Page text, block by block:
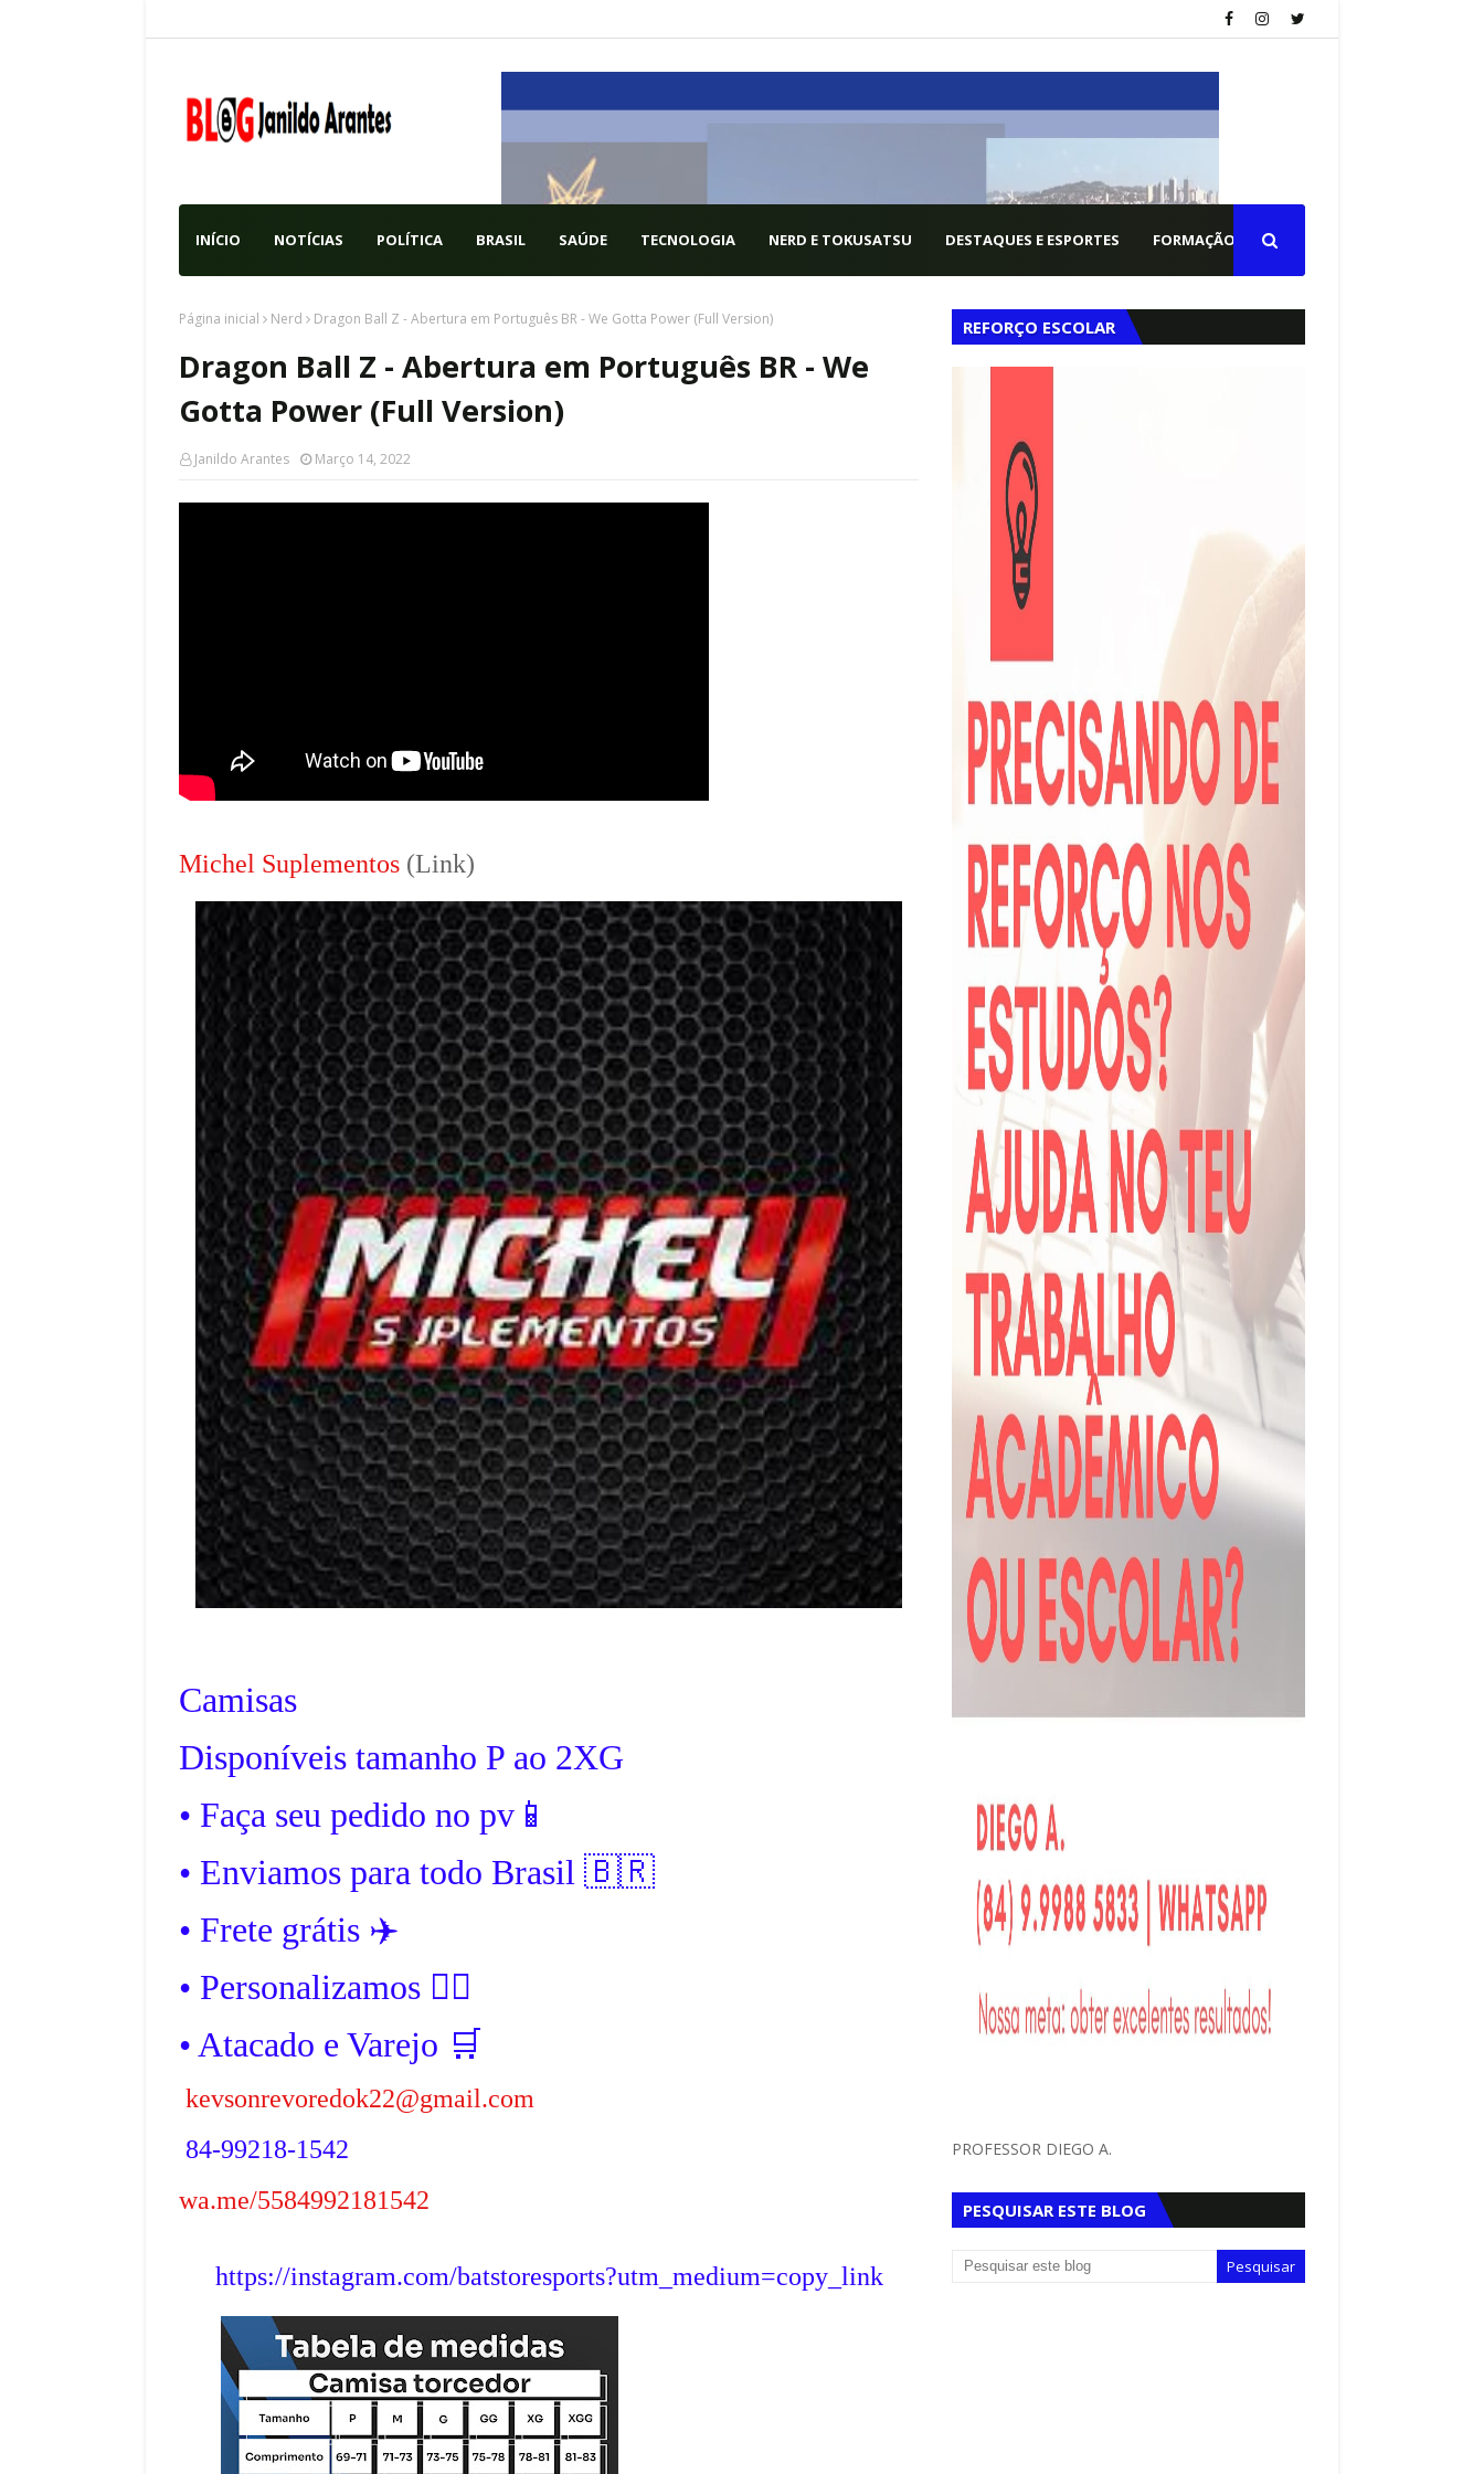
INÍCIO NOTÍCIAS POLÍTICA BRASIL SAÚDE TECNOLOGIA NERD E TOKUSATSU DESTAQUES E ESPORTES FORMAÇÃO PM
Página inicial Nerd Dragon Ball Z - Abertura em Português BR - We Gotta Power (Full Version)
Dragon Ball Z - Abertura em Português BR - We
Gotta Power (Full Version)
Janildo Arantes Março 14, 2022
Michel Suplementos (Link)
Camisas
Disponíveis tamanho P ao 2XG
• Faça seu pedido no pv📱
• Enviamos para todo Brasil 🇧🇷
• Frete grátis ✈️
• Personalizamos ✍🏼
• Atacado e Varejo 🛒
kevsonrevoredok22@gmail.com
84-99218-1542
wa.me/5584992181542
https://instagram.com/batstoresports?utm_medium=copy_link
REFORÇO ESCOLAR
PROFESSOR DIEGO A.
PESQUISAR ESTE BLOG